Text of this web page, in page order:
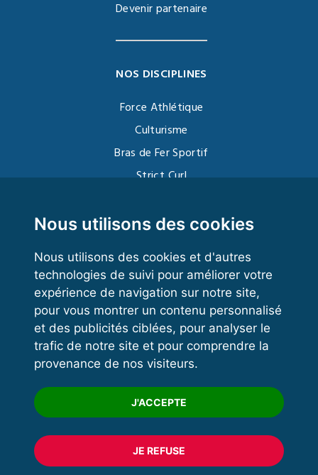
Nous utilisons des cookies
Nous utilisons des cookies et d'autres
technologies de suivi pour améliorer votre
expérience de navigation sur notre site,
pour vous montrer un contenu personnalisé
et des publicités ciblées, pour analyser le
trafic de notre site et pour comprendre la
provenance de nos visiteurs.
J'ACCEPTE
JE REFUSE
Devenir partenaire
NOS DISCIPLINES
Force Athlétique
Culturisme
Bras de Fer Sportif
Strict Curl
Kettlebell
VOS ESPACES
Espace dirigeant
Espace licencié
Trouver un club
Formation
© 2020 FFFORCE Tous droits réservés